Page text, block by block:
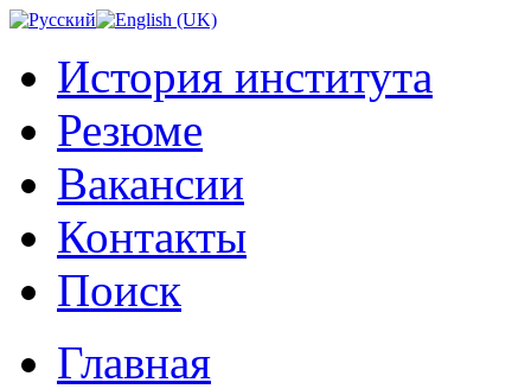
История института
Резюме
Вакансии
Контакты
Поиск
Главная